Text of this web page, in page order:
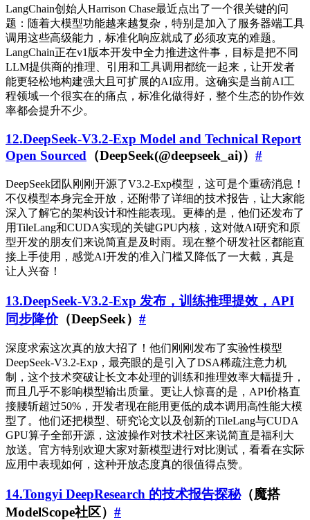
LangChain创始人Harrison Chase最近点出了一个很关键的问
题：随着大模型功能越来越复杂，特别是加入了服务器端工具
调用这些高级能力，标准化响应就成了必须攻克的难题。
LangChain正在v1版本开发中全力推进这件事，目标是把不同
LLM提供商的推理、引用和工具调用都统一起来，让开发者
能更轻松地构建强大且可扩展的AI应用。这确实是当前AI工
程领域一个很实在的痛点，标准化做得好，整个生态的协作效
率都会提升不少。
12.DeepSeek-V3.2-Exp Model and Technical Report
Open Sourced （DeepSeek(@deepseek_ai)） #
DeepSeek团队刚刚开源了V3.2-Exp模型，这可是个重磅消息！
不仅模型本身完全开放，还附带了详细的技术报告，让大家能
深入了解它的架构设计和性能表现。更棒的是，他们还发布了
用TileLang和CUDA实现的关键GPU内核，这对做AI研究和原
型开发的朋友们来说简直是及时雨。现在整个研发社区都能直
接上手使用，感觉AI开发的准入门槛又降低了一大截，真是
让人兴奋！
13.DeepSeek-V3.2-Exp 发布，训练推理提效，API
同步降价（DeepSeek） #
深度求索这次真的放大招了！他们刚刚发布了实验性模型
DeepSeek-V3.2-Exp，最亮眼的是引入了DSA稀疏注意力机
制，这个技术突破让长文本处理的训练和推理效率大幅提升，
而且几乎不影响模型输出质量。更让人惊喜的是，API价格直
接腰斩超过50%，开发者现在能用更低的成本调用高性能大模
型了。他们还把模型、研究论文以及创新的TileLang与CUDA
GPU算子全部开源，这波操作对技术社区来说简直是福利大
放送。官方特别欢迎大家对新模型进行对比测试，看看在实际
应用中表现如何，这种开放态度真的很值得点赞。
14.Tongyi DeepResearch 的技术报告探秘（魔搭
ModelScope社区） #